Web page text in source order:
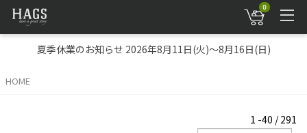
0
夏季休業のお知らせ 2026年8月11日(火)～8月16日(日)
HOME
1 -40 / 291